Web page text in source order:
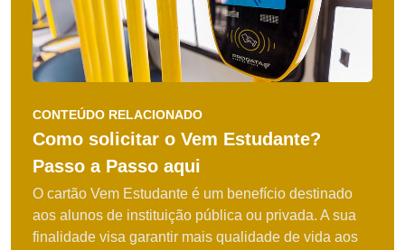
CONTEÚDO RELACIONADO
Como solicitar o Vem Estudante?
Passo a Passo aqui
O cartão Vem Estudante é um benefício destinado
aos alunos de instituição pública ou privada. A sua
finalidade visa garantir mais qualidade de vida aos